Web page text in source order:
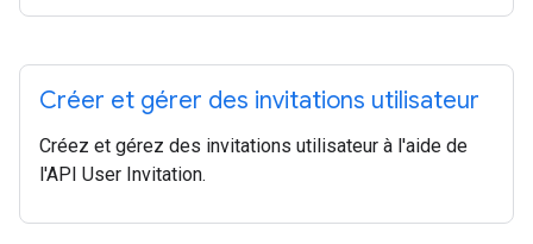
Créer et gérer des invitations utilisateur
Créez et gérez des invitations utilisateur à l'aide de
l'API User Invitation.